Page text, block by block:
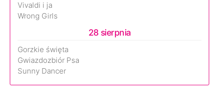
Vivaldi i ja
Wrong Girls
28 sierpnia
Gorzkie święta
Gwiazdozbiór Psa
Sunny Dancer